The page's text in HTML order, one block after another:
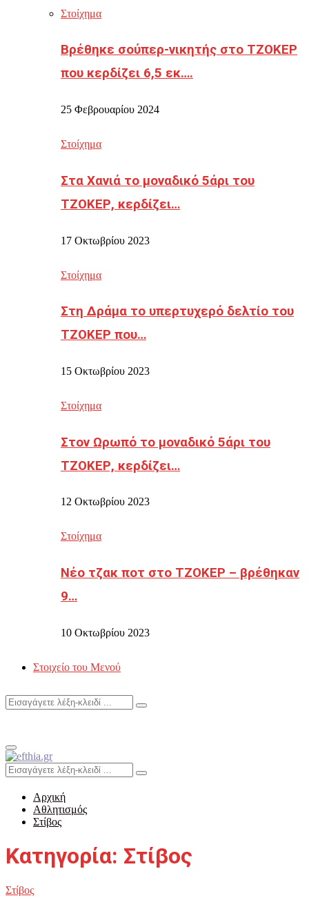
Στοίχημα
Βρέθηκε σούπερ-νικητής στο ΤΖΟΚΕΡ
που κερδίζει 6,5 εκ….
25 Φεβρουαρίου 2024
Στοίχημα
Στα Χανιά το μοναδικό 5άρι του
ΤΖΟΚΕΡ, κερδίζει…
17 Οκτωβρίου 2023
Στοίχημα
Στη Δράμα το υπερτυχερό δελτίο του
ΤΖΟΚΕΡ που…
15 Οκτωβρίου 2023
Στοίχημα
Στον Ωρωπό το μοναδικό 5άρι του
ΤΖΟΚΕΡ, κερδίζει…
12 Οκτωβρίου 2023
Στοίχημα
Νέο τζακ ποτ στο ΤΖΟΚΕΡ – βρέθηκαν
9…
10 Οκτωβρίου 2023
Στοιχείο του Μενού
Search
Search
Primary
Menu
Search
for:
Search
Αρχική
Αθλητισμός
Στίβος
Κατηγορία: Στίβος
Στίβος